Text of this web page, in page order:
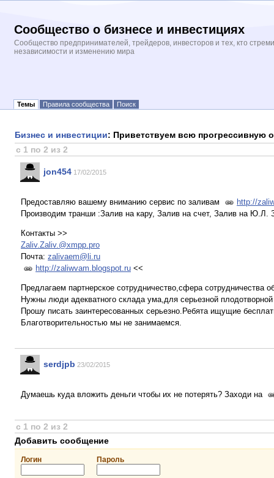
Сообщество о бизнесе и инвестициях
Сообщество предпринимателей, трейдеров, инвесторов и тех, кто
независимости и изменению мира
Темы Правила сообщества Поиск
Бизнес и инвестиции: Приветствуем всю прогрессивную
с 1 по 2 из 2
jon454 17/02/2015
Предоставляю вашему вниманию сервис по заливам
http://
Производим транши :Залив на кару, Залив на счет, Залив на Ю.Л.
Контакты >>
Zaliv.Zaliv.@xmpp.pro
Почта: zalivaem@li.ru
http://zaliwvam.blogspot.ru <<
Предлагаем партнерское сотрудничество,сфера сотрудничества
Нужны люди адекватного склада ума,для серьезной
Прошу писать заинтересованных серьезно.Ребята ищущие
Благотворительностью мы не занимаемся.
serdjpb 23/02/2015
Думаешь куда вложить деньги чтобы их не потерять? Заходи на
с 1 по 2 из 2
Добавить сообщение
Логин Пароль